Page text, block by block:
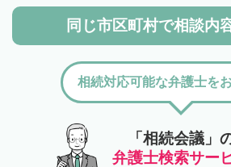
同じ市区町村で相談内
「相続会議」
弁護士検索サー
相続対応可能な弁護士を